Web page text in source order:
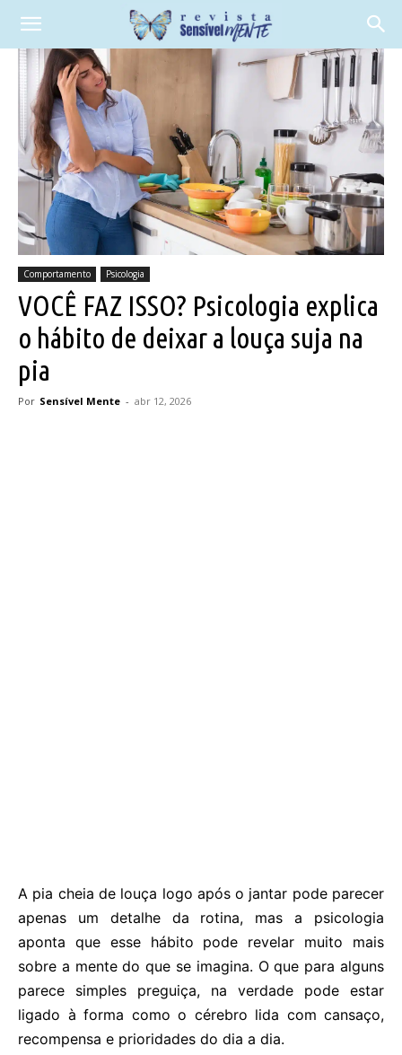
Comportamento Psicologia
VOCÊ FAZ ISSO? Psicologia explica
o hábito de deixar a louça suja na
pia
Por Sensível Mente - abr 12, 2026
A pia cheia de louça logo após o jantar pode parecer
apenas um detalhe da rotina, mas a psicologia
aponta que esse hábito pode revelar muito mais
sobre a mente do que se imagina. O que para alguns
parece simples preguiça, na verdade pode estar
ligado à forma como o cérebro lida com cansaço,
recompensa e prioridades do dia a dia.